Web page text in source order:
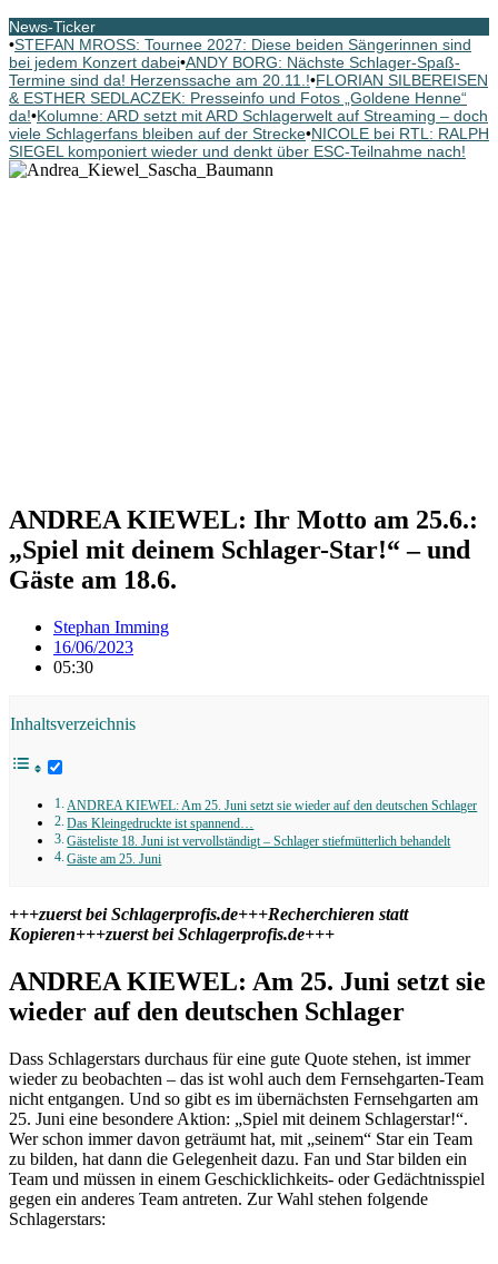
News-Ticker
•STEFAN MROSS: Tournee 2027: Diese beiden Sängerinnen sind
bei jedem Konzert dabei•ANDY BORG: Nächste Schlager-Spaß-
Termine sind da! Herzenssache am 20.11.!•FLORIAN SILBEREISEN
& ESTHER SEDLACZEK: Presseinfo und Fotos „Goldene Henne“
da!•Kolumne: ARD setzt mit ARD Schlagerwelt auf Streaming – doch
viele Schlagerfans bleiben auf der Strecke•NICOLE bei RTL: RALPH
SIEGEL komponiert wieder und denkt über ESC-Teilnahme nach!
ANDREA KIEWEL: Ihr Motto am 25.6.:
„Spiel mit deinem Schlager-Star!“ – und
Gäste am 18.6.
Stephan Imming
16/06/2023
05:30
Inhaltsverzeichnis
ANDREA KIEWEL: Am 25. Juni setzt sie wieder auf den deutschen Schlager
Das Kleingedruckte ist spannend…
Gästeliste 18. Juni ist vervollständigt – Schlager stiefmütterlich behandelt
Gäste am 25. Juni
+++zuerst bei Schlagerprofis.de+++Recherchieren statt
Kopieren+++zuerst bei Schlagerprofis.de+++
ANDREA KIEWEL: Am 25. Juni setzt sie
wieder auf den deutschen Schlager
Dass Schlagerstars durchaus für eine gute Quote stehen, ist immer
wieder zu beobachten – das ist wohl auch dem Fernsehgarten-Team
nicht entgangen. Und so gibt es im übernächsten Fernsehgarten am
25. Juni eine besondere Aktion: „Spiel mit deinem Schlagerstar!“.
Wer schon immer davon geträumt hat, mit „seinem“ Star ein Team
zu bilden, hat dann die Gelegenheit dazu. Fan und Star bilden ein
Team und müssen in einem Geschicklichkeits- oder Gedächtnisspiel
gegen ein anderes Team antreten. Zur Wahl stehen folgende
Schlagerstars: